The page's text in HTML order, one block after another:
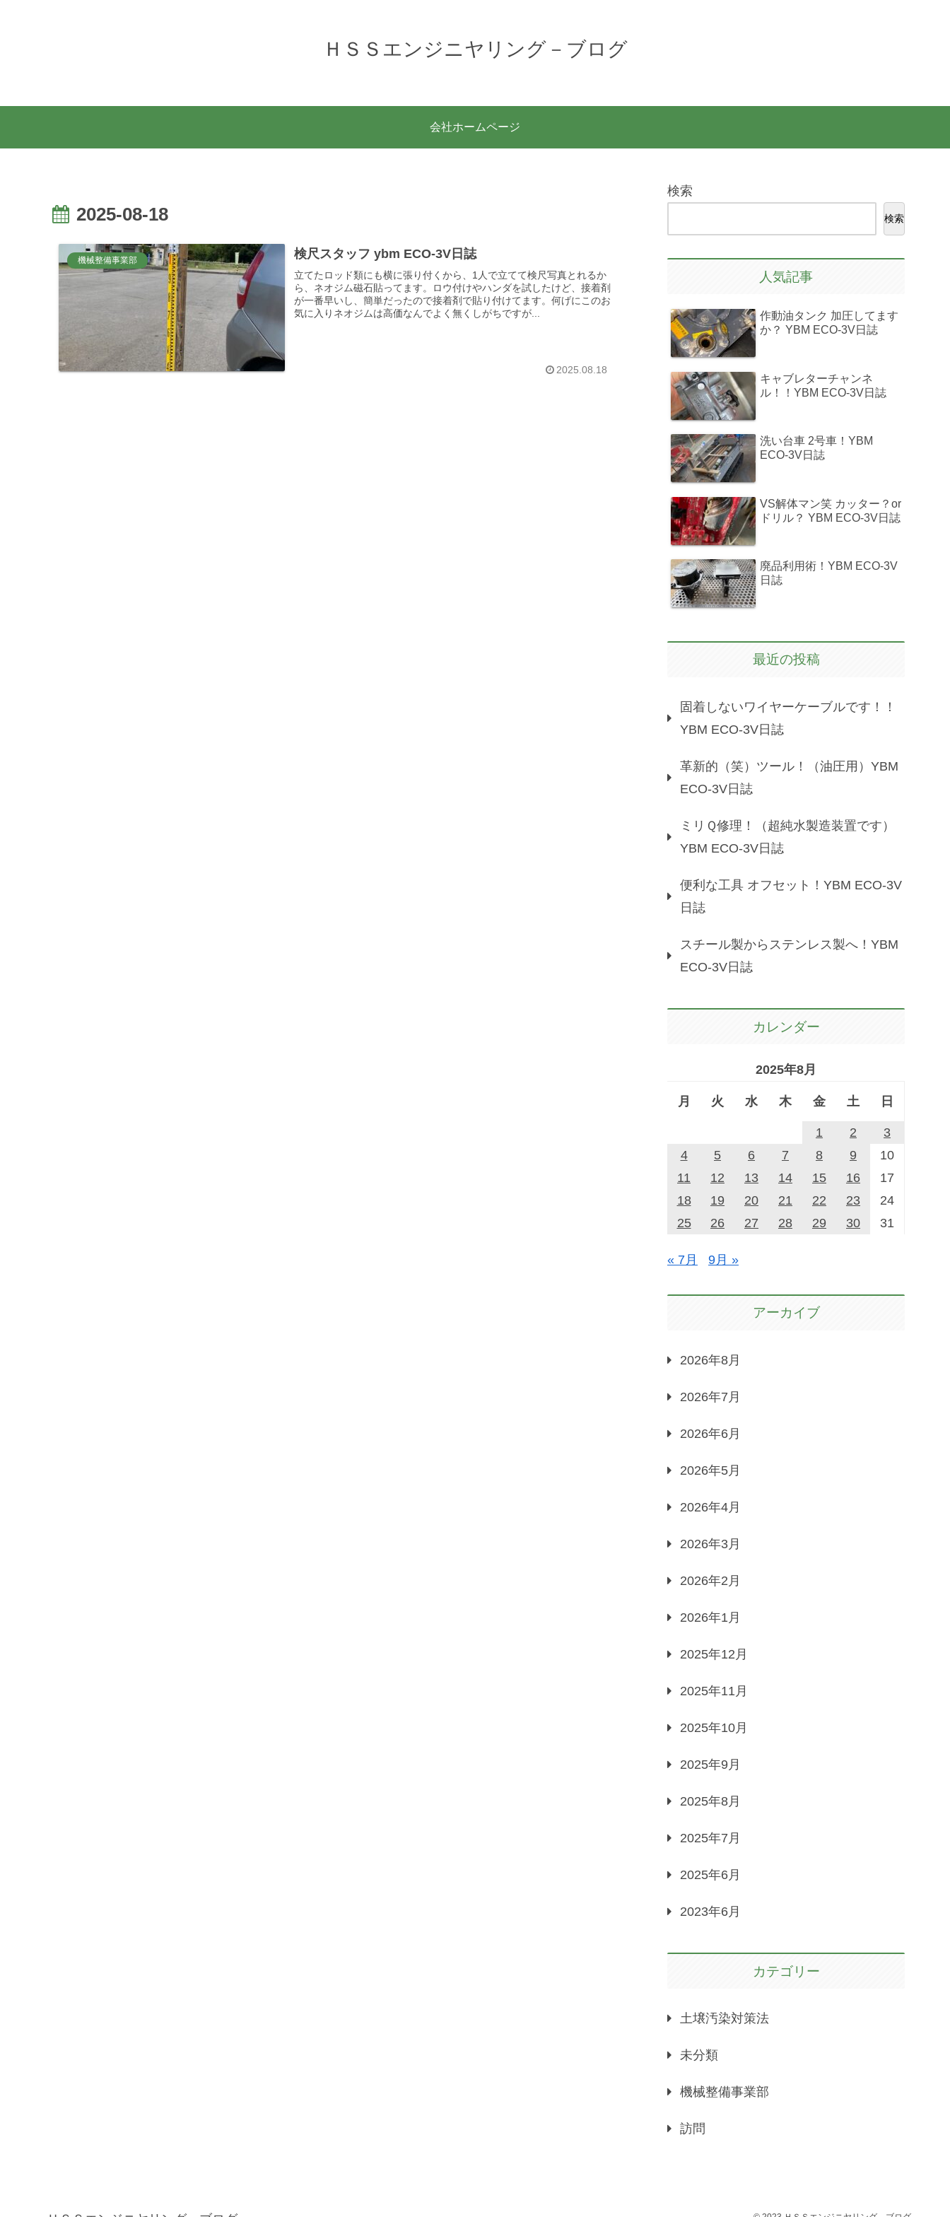
ＨＳＳエンジニヤリング－ブログ
会社ホームページ
2025-08-18
機械整備事業部 検尺スタッフ ybm ECO-3V日誌
立てたロッド類にも横に張り付くから、1人で立てて検尺写真とれるか
ら、ネオジム磁石貼ってます。ロウ付けやハンダを試したけど、接着剤
が一番早いし、簡単だったので接着剤で貼り付けてます。何げにこのお
気に入りネオジムは高価なんでよく無くしがちですが...
2025.08.18
検索
検索
人気記事
作動油タンク 加圧してます
か？ YBM ECO-3V日誌
キャブレターチャンネ
ル！！YBM ECO-3V日誌
洗い台車 2号車！YBM
ECO-3V日誌
VS解体マン笑 カッター？or
ドリル？ YBM ECO-3V日誌
廃品利用術！YBM ECO-3V
日誌
最近の投稿
固着しないワイヤーケーブルです！！
YBM ECO-3V日誌
革新的（笑）ツール！（油圧用）YBM
ECO-3V日誌
ミリＱ修理！（超純水製造装置です）
YBM ECO-3V日誌
便利な工具 オフセット！YBM ECO-3V
日誌
スチール製からステンレス製へ！YBM
ECO-3V日誌
カレンダー
2025年8月
月 火 水 木 金 土 日
1 2
3
4
5 6 7 8 9
10
11
12 13 14 15 16
17
18
19 20 21 22 23
24
25
26 27 28 29 30 31
« 7月 9月 »
アーカイブ
2026年8月
2026年7月
2026年6月
2026年5月
2026年4月
2026年3月
2026年2月
2026年1月
2025年12月
2025年11月
2025年10月
2025年9月
2025年8月
2025年7月
2025年6月
2023年6月
カテゴリー
土壌汚染対策法
未分類
機械整備事業部
訪問